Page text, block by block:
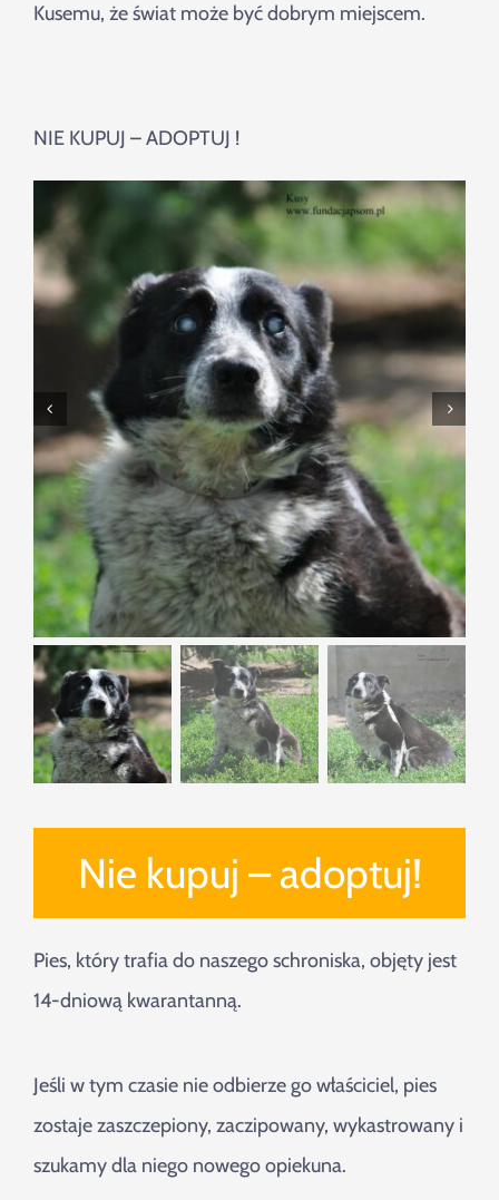
Kusemu, że świat może być dobrym miejscem.
NIE KUPUJ – ADOPTUJ !
Nie kupuj – adoptuj!
Pies, który trafia do naszego schroniska, objęty jest
14-dniową kwarantanną.
Jeśli w tym czasie nie odbierze go właściciel, pies
zostaje zaszczepiony, zaczipowany, wykastrowany i
szukamy dla niego nowego opiekuna.